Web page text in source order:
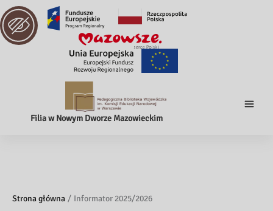
Filia w Nowym Dworze Mazowieckim
Strona główna Informator 2025/2026